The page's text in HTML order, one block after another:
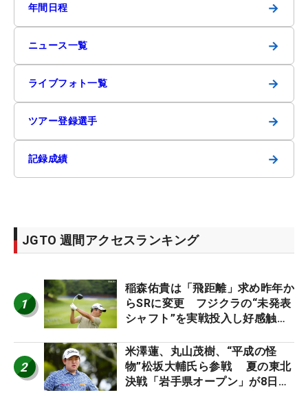
年間日程 →
ニュース一覧 →
ライブフォト一覧 →
ツアー登録選手 →
記録成績 →
JGTO 週間アクセスランキング
1
稲森佑貴は「飛距離」求め昨年か
らSRに変更 フジクラの“未発表
シャフト”を実戦投入し好感触
ーのヒトネタ！】
2
米澤蓮、丸山茂樹、“平成の怪
物”松坂大輔氏ら参戦 夏の東北
決戦「岩手県オープン」が8日開